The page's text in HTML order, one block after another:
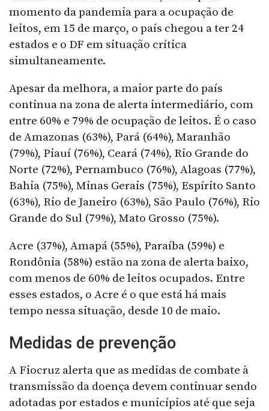
momento da pandemia para a ocupação de
leitos, em 15 de março, o país chegou a ter 24
estados e o DF em situação crítica
simultaneamente.
Apesar da melhora, a maior parte do país
continua na zona de alerta intermediário, com
entre 60% e 79% de ocupação de leitos. É o caso
de Amazonas (63%), Pará (64%), Maranhão
(79%), Piauí (76%), Ceará (74%), Rio Grande do
Norte (72%), Pernambuco (76%), Alagoas (77%),
Bahia (75%), Minas Gerais (75%), Espírito Santo
(63%), Rio de Janeiro (63%), São Paulo (76%), Rio
Grande do Sul (79%), Mato Grosso (75%).
Acre (37%), Amapá (55%), Paraíba (59%) e
Rondônia (58%) estão na zona de alerta baixo,
com menos de 60% de leitos ocupados. Entre
esses estados, o Acre é o que está há mais
tempo nessa situação, desde 10 de maio.
Medidas de prevenção
A Fiocruz alerta que as medidas de combate à
transmissão da doença devem continuar sendo
adotadas por estados e municípios até que seja